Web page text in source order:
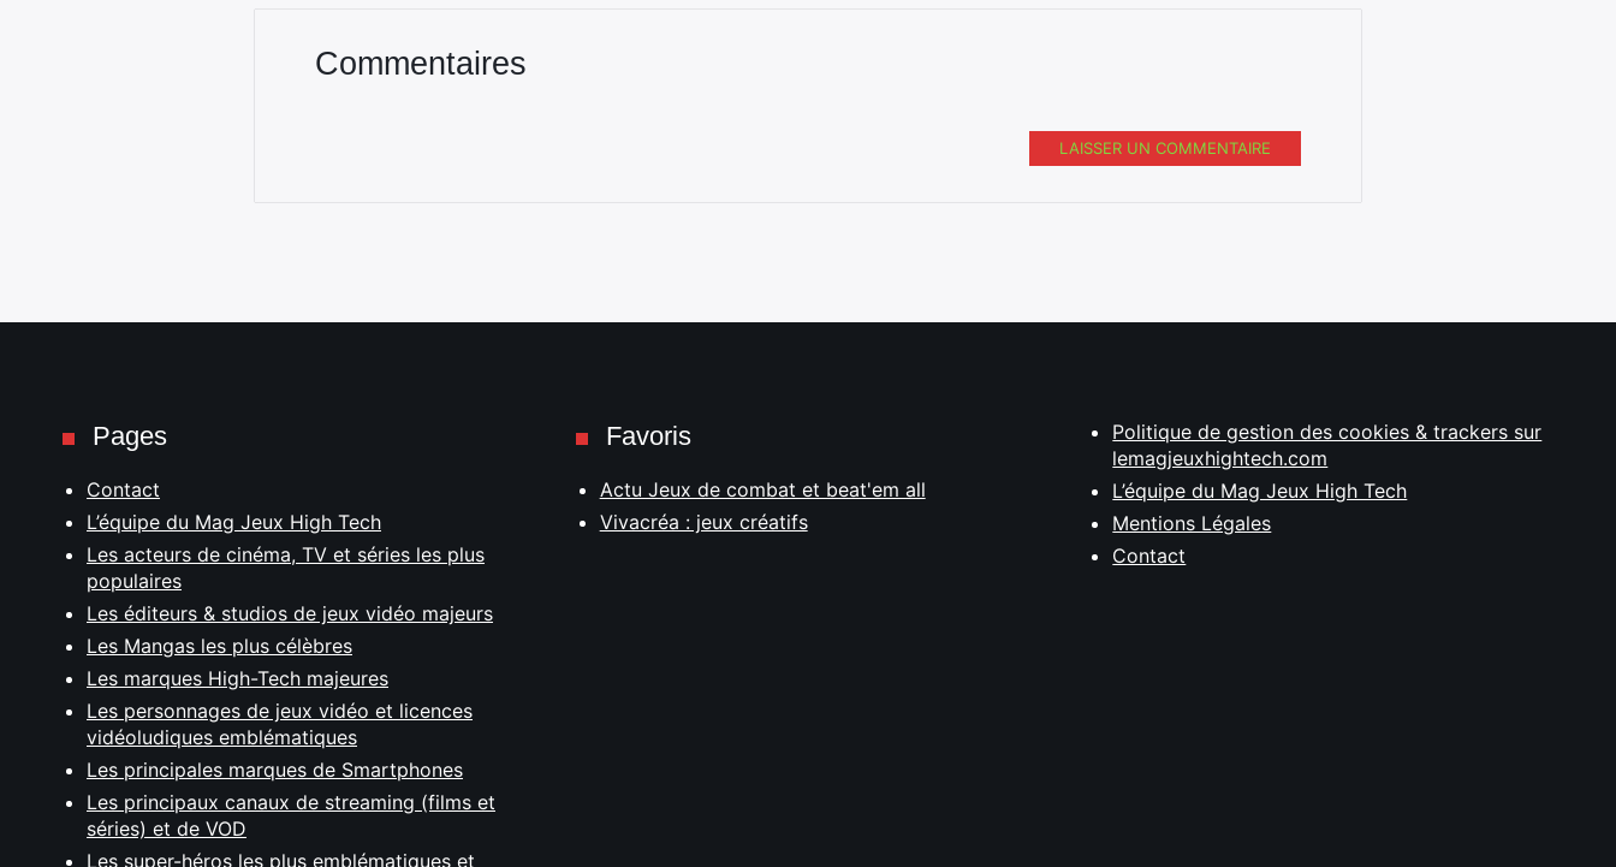
Commentaires
LAISSER UN COMMENTAIRE
Pages
Contact
L’équipe du Mag Jeux High Tech
Les acteurs de cinéma, TV et séries les plus
populaires
Les éditeurs & studios de jeux vidéo majeurs
Les Mangas les plus célèbres
Les marques High-Tech majeures
Les personnages de jeux vidéo et licences
vidéoludiques emblématiques
Les principales marques de Smartphones
Les principaux canaux de streaming (films et
séries) et de VOD
Les super-héros les plus emblématiques et
Favoris
Actu Jeux de combat et beat'em all
Vivacréa : jeux créatifs
Politique de gestion des cookies & trackers sur
lemagjeuxhightech.com
L’équipe du Mag Jeux High Tech
Mentions Légales
Contact